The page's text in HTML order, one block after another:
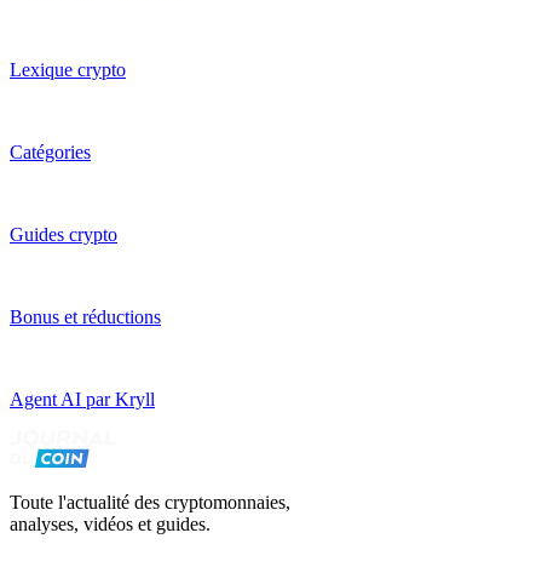
Lexique crypto
Catégories
Guides crypto
Bonus et réductions
Agent AI par Kryll
Toute l'actualité des cryptomonnaies,
analyses, vidéos et guides.